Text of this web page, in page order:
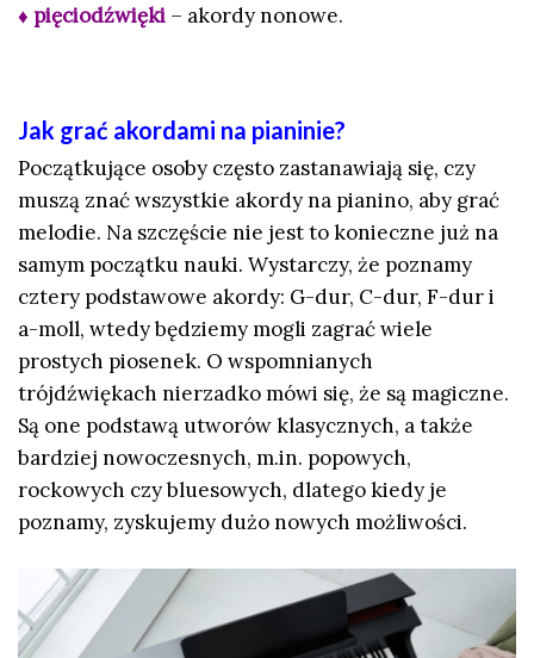
♦ pięciodźwięki – akordy nonowe.
Jak grać akordami na pianinie?
Początkujące osoby często zastanawiają się, czy
muszą znać wszystkie akordy na pianino, aby grać
melodie. Na szczęście nie jest to konieczne już na
samym początku nauki. Wystarczy, że poznamy
cztery podstawowe akordy: G-dur, C-dur, F-dur i
a-moll, wtedy będziemy mogli zagrać wiele
prostych piosenek. O wspomnianych
trójdźwiękach nierzadko mówi się, że są magiczne.
Są one podstawą utworów klasycznych, a także
bardziej nowoczesnych, m.in. popowych,
rockowych czy bluesowych, dlatego kiedy je
poznamy, zyskujemy dużo nowych możliwości.